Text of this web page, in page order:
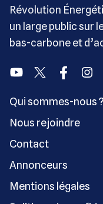
Révolution
un large public sur
bas-carbone et
YoutubeTwitter Facebook
Qui sommes-nous ?
Nous rejoindre
Contact
Annonceurs
Mentions légales